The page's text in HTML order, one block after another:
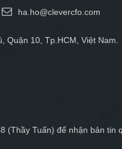
ha.ho@clevercfo.com
Quận 10, Tp.HCM, Việt Nam.
(Thầy Tuấn) để nhận bản tin